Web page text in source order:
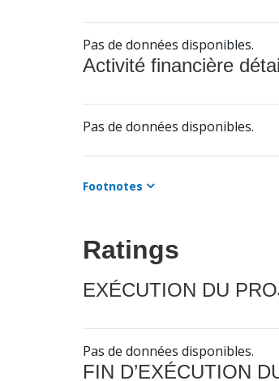
Pas de données disponibles.
Activité financière
Pas de données disponibles.
Footnotes
Ratings
EXÉCUTION DU
Pas de données disponibles.
FIN D’EXÉCUTION